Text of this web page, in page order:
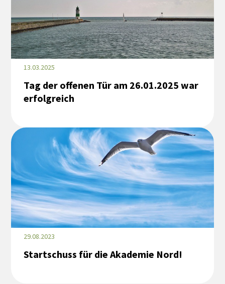
13.03.2025
Tag der offenen Tür am 26.01.2025 war
erfolgreich
29.08.2023
Startschuss für die Akademie Nord!